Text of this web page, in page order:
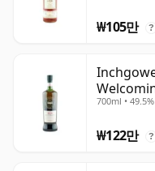
₩105만 ?
700ml • 49.5%
₩122만 ?